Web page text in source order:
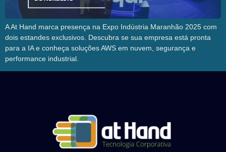
A At Hand marca presença na Expo Indústria Maranhão 2025 com
dois estandes exclusivos. Descubra se sua empresa está pronta
para a IA e conheça soluções AWS em nuvem, segurança e
performance industrial.